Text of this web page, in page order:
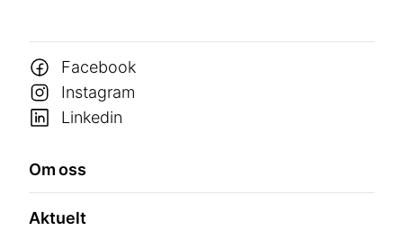
Facebook
Instagram
Linkedin
Om oss
Aktuelt